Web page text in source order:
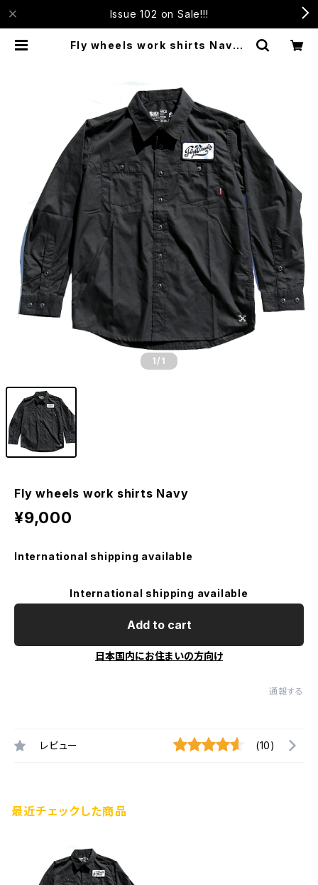
Issue 102 on Sale!!!
Fly wheels work shirts Navy |
1 /1
Fly wheels work shirts Navy
¥9,000
International shipping available
International shipping available
Add to cart
日本国内にお住まいの方向け
通報する
レビュー (10)
最近チェックした商品